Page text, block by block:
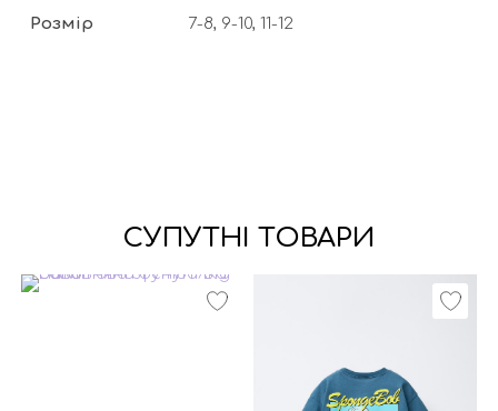
Розмір 7-8, 9-10, 11-12
СУПУТНІ ТОВАРИ